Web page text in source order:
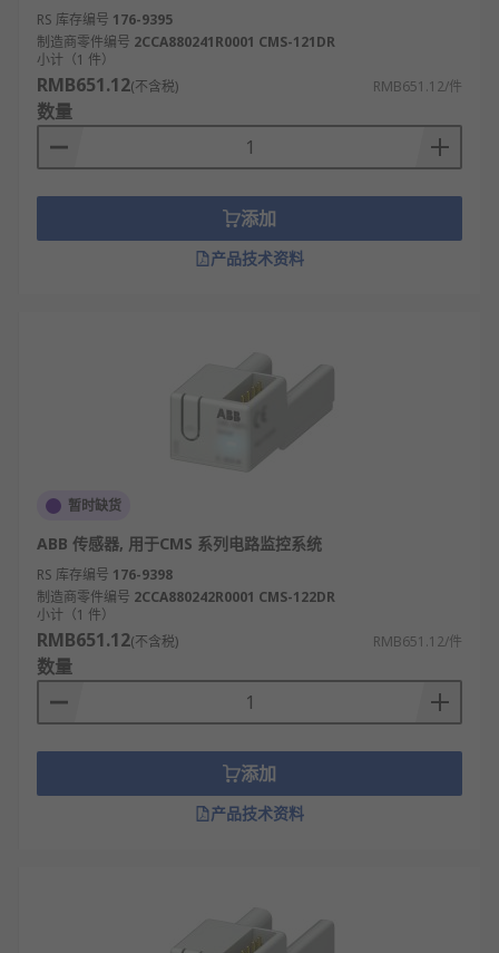
RS 库存编号 176-9395
制造商零件编号 2CCA880241R0001 CMS-121DR
小计（1 件）
RMB651.12(不含税) RMB651.12/件
数量
添加
产品技术资料
暂时缺货
ABB 传感器, 用于CMS 系列电路监控系统
RS 库存编号 176-9398
制造商零件编号 2CCA880242R0001 CMS-122DR
小计（1 件）
RMB651.12(不含税) RMB651.12/件
数量
添加
产品技术资料